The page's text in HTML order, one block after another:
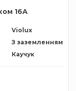
16А
Violux
З заземленням
Каучук